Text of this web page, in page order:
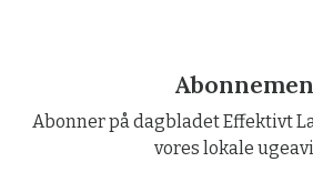
Abonner på dagbladet Effektivt
vores lokale